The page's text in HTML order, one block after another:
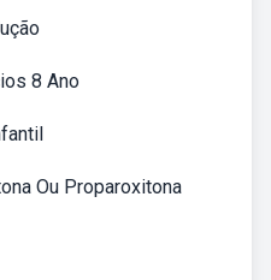
8 Ano
Ou Proparoxitona